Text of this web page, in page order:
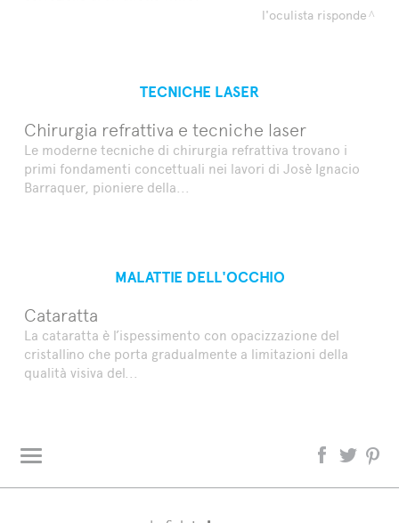
l'oculista risponde
TECNICHE LASER
Chirurgia refrattiva e tecniche laser
Le moderne tecniche di chirurgia refrattiva trovano i
primi fondamenti concettuali nei lavori di Josè Ignacio
Barraquer, pioniere della...
MALATTIE DELL'OCCHIO
Cataratta
La cataratta è l’ispessimento con opacizzazione del
cristallino che porta gradualmente a limitazioni della
qualità visiva del...